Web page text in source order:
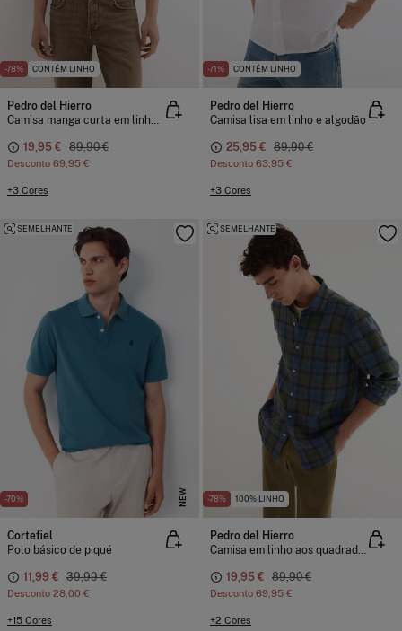
-78% CONTÉM LINHO
Pedro del Hierro
Camisa manga curta em linho e algodão
19,95 € 89,90 €
Desconto 69,95 €
+3 Cores
-71% CONTÉM LINHO
Pedro del Hierro
Camisa lisa em linho e algodão
25,95 € 89,90 €
Desconto 63,95 €
+3 Cores
-70% NEW
SEMELHANTE
Cortefiel
Polo básico de piqué
11,99 € 39,99 €
Desconto 28,00 €
+15 Cores
-78% 100% LINHO
SEMELHANTE
Pedro del Hierro
Camisa em linho aos quadrados
19,95 € 89,90 €
Desconto 69,95 €
+2 Cores